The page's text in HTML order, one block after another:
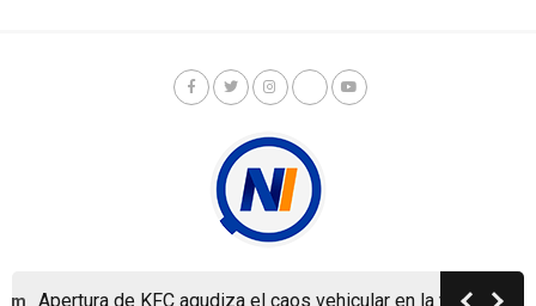
Apertura de KFC agudiza el caos vehicular en la ya